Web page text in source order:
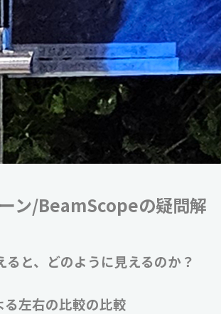
ン/BeamScopeの疑問解
ると、どのように見えるのか？
る左右の比較の比較